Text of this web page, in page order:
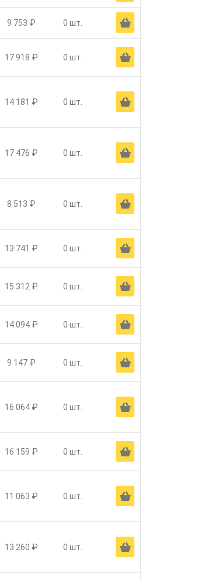
9 753 ₽ 0 шт. Ä
17 918 ₽ 0 шт. Ä
14 181 ₽ 0 шт. Ä
17 476 ₽ 0 шт. Ä
8 513 ₽ 0 шт. Ä
13 741 ₽ 0 шт. Ä
15 312 ₽ 0 шт. Ä
14 094 ₽ 0 шт. Ä
9 147 ₽ 0 шт. Ä
16 064 ₽ 0 шт. Ä
16 159 ₽ 0 шт. Ä
11 063 ₽ 0 шт. Ä
13 260 ₽ 0 шт. Ä